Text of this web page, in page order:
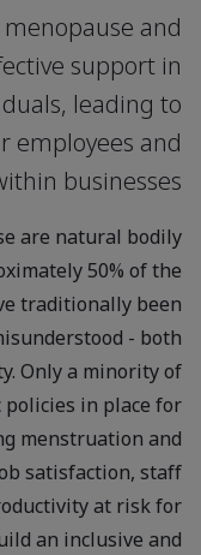
and
support in
leading to
employees and
businesses.
are natural bodily
50% of the
traditionally been
- both
Only a minority of
in place for
menstruation and
satisfaction, staff
at risk for
an inclusive and